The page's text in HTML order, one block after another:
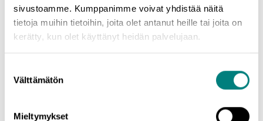
sivustoamme. Kumppanimme voivat yhdistää näitä
tietoja muihin tietoihin, joita olet antanut heille tai joita on
kerätty, kun olet käyttänyt heidän palvelujaan.
valinta
Välttämätön
Mieltymykset
Tapahtuman ohjelma:
9:00 Saapuminen ja kahvit